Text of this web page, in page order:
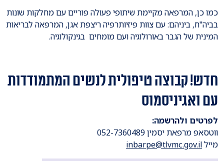
כמו כן, המרפאה מקיימת שיתופי פעולה פוריים עם מחלקות שונות
בביה"ח, ביניהם: עם צוות פיזיותרפיה ריצפת אגן, המרפאה לבריאות
המינית של הגבר באורולוגיה ועם מומחים בגינקולוגיה.
חדש! קבוצה טיפולית לנשים המתמודדות
עם ואגיניסמוס
לפרטים ולהרשמה:
ווטסאפ מרפאת יסמין 052-7360489
מיילinbarpe@tlvmc.gov.il